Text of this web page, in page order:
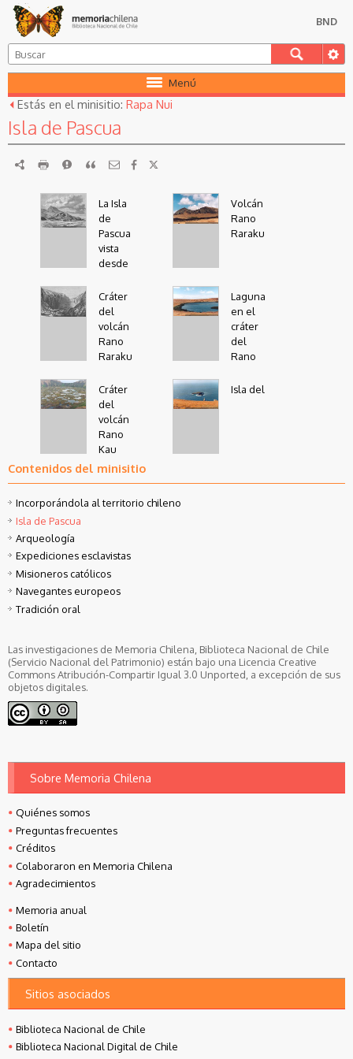
BND
Menú
Estás en el minisitio: Rapa Nui
Isla de Pascua
RDF imprimirReportarCitar
La Isla
de
Pascua
vista
desde
Volcán
Rano
Raraku
Cráter
del
volcán
Rano
Raraku
Laguna
en el
cráter
del
Rano
Cráter
del
volcán
Rano
Kau
Isla del
Contenidos del minisitio
Incorporándola al territorio chileno
Isla de Pascua
Arqueología
Expediciones esclavistas
Misioneros católicos
Navegantes europeos
Tradición oral
Las investigaciones de Memoria Chilena, Biblioteca Nacional de Chile
(Servicio Nacional del Patrimonio) están bajo una Licencia Creative
Commons Atribución-Compartir Igual 3.0 Unported, a excepción de sus
objetos digitales.
Sobre Memoria Chilena
Quiénes somos
Preguntas frecuentes
Créditos
Colaboraron en Memoria Chilena
Agradecimientos
Memoria anual
Boletín
Mapa del sitio
Contacto
Sitios asociados
Biblioteca Nacional de Chile
Biblioteca Nacional Digital de Chile